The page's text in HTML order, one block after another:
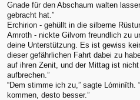
Gnade für den Abschaum walten
gebracht hat.”
Erchirion - gehüllt in die silberne
Amroth - nickte Gilvorn freundlich zu
deine Unterstützung. Es ist gewiss
dieser gefährlichen Fahrt dabei zu
auf ihren Zenit, und der Mittag ist
aufbrechen.”
“Dem stimme ich zu,” sagte Lóminîth.
kommen, desto besser.”